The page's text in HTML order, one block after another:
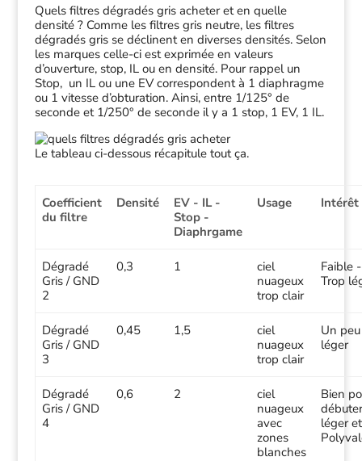
Quels filtres dégradés gris acheter et en quelle
densité ? Comme les filtres gris neutre, les filtres
dégradés gris se déclinent en diverses densités. Selon
les marques celle-ci est exprimée en valeurs
d’ouverture, stop, IL ou en densité. Pour rappel un
Stop, un IL ou une EV correspondent à 1 diaphragme
ou 1 vitesse d’obturation. Ainsi, entre 1/125° de
seconde et 1/250° de seconde il y a 1 stop, 1 EV, 1 IL.
Le tableau ci-dessous récapitule tout ça.
Coefficient
du filtre
Densité
EV - IL -
Stop -
Diaphrgame
Usage Intérêt
Dégradé
Gris / GND
2
0,3 1
ciel
nuageux
trop clair
Faible -
Trop
Dégradé
Gris / GND
3
0,45 1,5
ciel
nuageux
trop clair
Un peu
léger
Dégradé
Gris / GND
4
0,6 2
ciel
nuageux
avec
zones
blanches
Bien
léger et